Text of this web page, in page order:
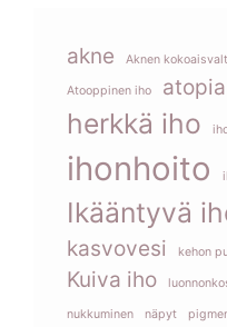
akne Aknen
Atooppinen iho atopia
herkkä iho
ihonhoito
Ikääntyvä
kasvovesi
kehon
Kuiva iho
nukkuminen näpyt